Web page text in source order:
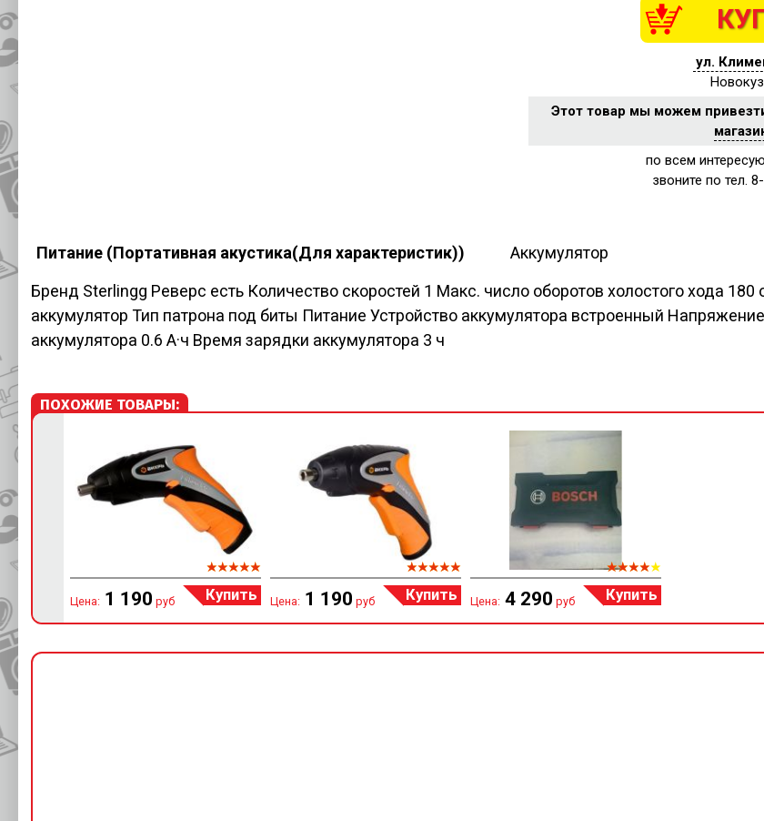
ул.
Этот товар мы можем
по всем
звоните по тел.
Питание (Портативная акустика(Для характеристик))
Аккумулятор
Бренд Sterlingg Реверс есть Количество скоростей 1 Макс. число оборотов холостого хода
аккумулятор Тип патрона под биты Питание Устройство аккумулятора встроенный
аккумулятора 0.6 А·ч Время зарядки аккумулятора 3 ч
ПОХОЖИЕ ТОВАРЫ:
Цена: 1 190 руб Купить Цена: 1 190 руб Купить Цена: 4 290 руб Купить